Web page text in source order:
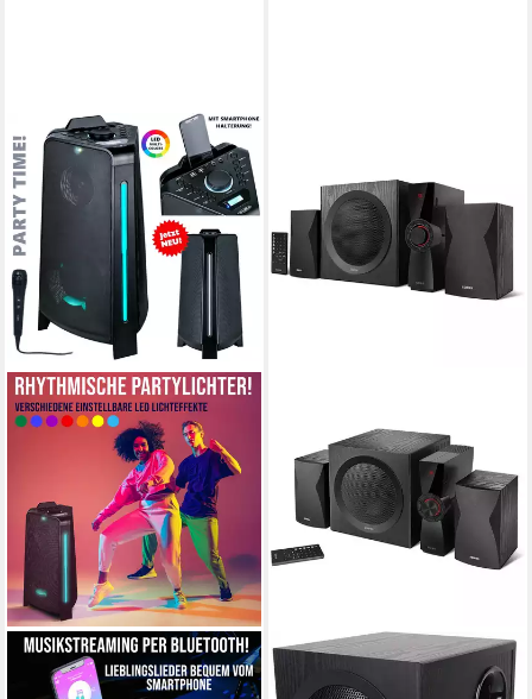
REFLEXION
PS100BT LED Beleuchtung
EDIFIER®
CX7 Lautsprechersystem